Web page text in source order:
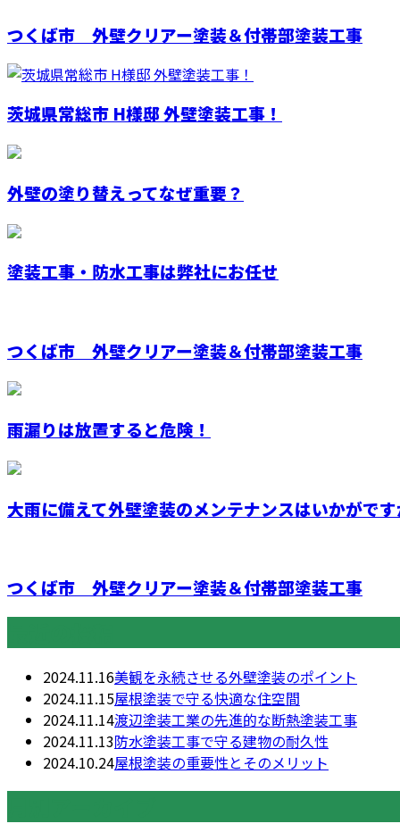
つくば市 外壁クリアー塗装＆付帯部塗装工事
茨城県常総市 H様邸 外壁塗装工事！
外壁の塗り替えってなぜ重要？
塗装工事・防水工事は弊社にお任せ
つくば市 外壁クリアー塗装＆付帯部塗装工事
雨漏りは放置すると危険！
大雨に備えて外壁塗装のメンテナンスはいかがで
つくば市 外壁クリアー塗装＆付帯部塗装工事
2024.11.16美観を永続させる外壁塗装のポイント
2024.11.15屋根塗装で守る快適な住空間
2024.11.14渡辺塗装工業の先進的な断熱塗装工事
2024.11.13防水塗装工事で守る建物の耐久性
2024.10.24屋根塗装の重要性とそのメリット